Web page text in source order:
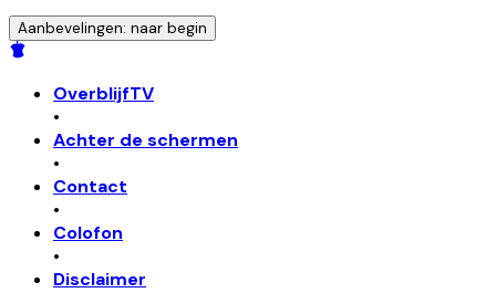
Aanbevelingen: naar begin
OverblijfTV
•
Achter de schermen
•
Contact
•
Colofon
•
Disclaimer